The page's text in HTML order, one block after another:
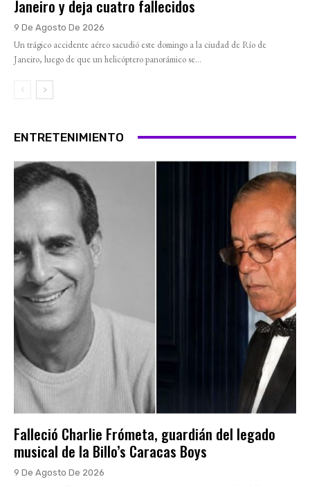
Janeiro y deja cuatro fallecidos
9 De Agosto De 2026
Un trágico accidente aéreo sacudió este domingo a la ciudad de Río de
Janeiro, luego de que un helicóptero panorámico se...
ENTRETENIMIENTO
Falleció Charlie Frómeta, guardián del legado
musical de la Billo’s Caracas Boys
9 De Agosto De 2026